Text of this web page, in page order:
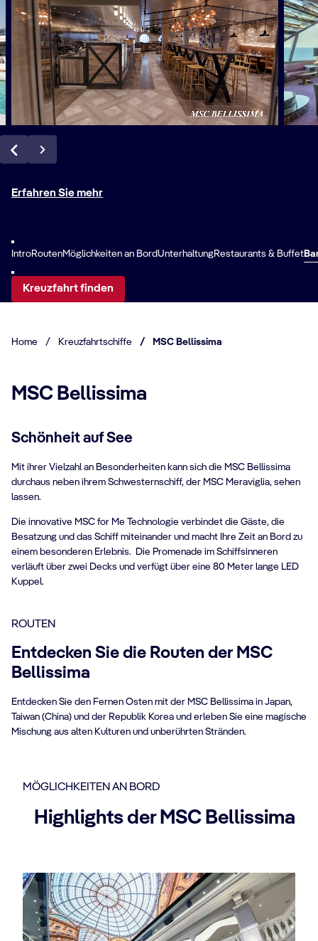
Erfahren Sie mehr
IntroRoutenMöglichkeiten an BordUnterhaltungRestaurants & Buffet
Kreuzfahrt finden
Home / Kreuzfahrtschiffe / MSC Bellissima
MSC Bellissima
Schönheit auf See
Mit ihrer Vielzahl an Besonderheiten kann sich die MSC Bellissima
durchaus neben ihrem Schwesternschiff, der MSC Meraviglia, sehen
lassen.
Die innovative MSC for Me Technologie verbindet die Gäste, die
Besatzung und das Schiff miteinander und macht Ihre Zeit an Bord zu
einem besonderen Erlebnis. Die Promenade im Schiffsinneren
verläuft über zwei Decks und verfügt über eine 80 Meter lange LED
Kuppel.
ROUTEN
Entdecken Sie die Routen der MSC
Bellissima
Entdecken Sie den Fernen Osten mit der MSC Bellissima in Japan,
Taiwan (China) und der Republik Korea und erleben Sie eine magische
Mischung aus alten Kulturen und unberührten Stränden.
MÖGLICHKEITEN AN BORD
Highlights der MSC Bellissima